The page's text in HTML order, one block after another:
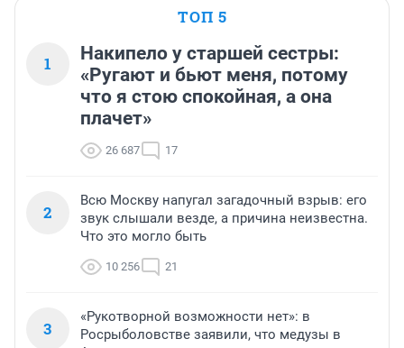
ТОП 5
1
Накипело у старшей сестры:
«Ругают и бьют меня, потому
что я стою спокойная, а она
плачет»
26 687 17
2
Всю Москву напугал загадочный взрыв: его
звук слышали везде, а причина неизвестна.
Что это могло быть
10 256 21
3
«Рукотворной возможности нет»: в
Росрыболовстве заявили, что медузы в